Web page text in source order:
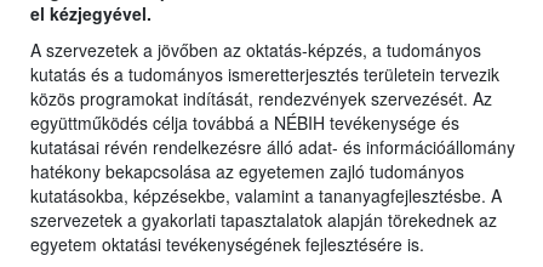
el kézjegyével.
A szervezetek a jövőben az oktatás-képzés, a tudományos
kutatás és a tudományos ismeretterjesztés területein tervezik
közös programokat indítását, rendezvények szervezését. Az
együttműködés célja továbbá a NÉBIH tevékenysége és
kutatásai révén rendelkezésre álló adat- és információállomány
hatékony bekapcsolása az egyetemen zajló tudományos
kutatásokba, képzésekbe, valamint a tananyagfejlesztésbe. A
szervezetek a gyakorlati tapasztalatok alapján törekednek az
egyetem oktatási tevékenységének fejlesztésére is.